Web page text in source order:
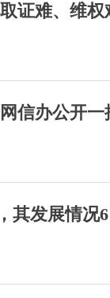
证难、维权
信办公开一
其发展情况